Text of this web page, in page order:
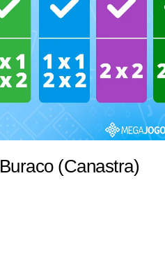
Buraco (Canastra)